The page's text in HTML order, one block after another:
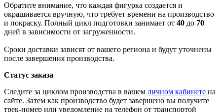
Обратите внимание, что каждая фигурка создается и
окрашивается вручную, что требует времени на производство
и покраску. Полный цикл подготовки занимает от 40 до 70
дней в зависимости от загруженности.
Сроки доставки зависят от вашего региона и будут уточнены
после завершения производства.
Статус заказа
Следите за циклом производства в вашем личном кабинете на
сайте. Затем как производство будет завершено вы получите
трек-номер или уведомление на телефон от транспортой